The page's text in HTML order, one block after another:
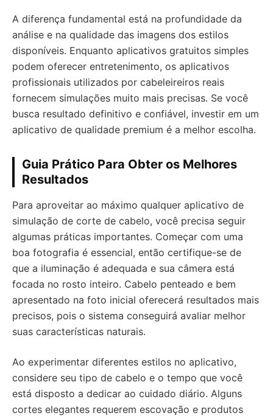
A diferença fundamental está na profundidade da
análise e na qualidade das imagens dos estilos
disponíveis. Enquanto aplicativos gratuitos simples
podem oferecer entretenimento, os aplicativos
profissionais utilizados por cabeleireiros reais
fornecem simulações muito mais precisas. Se você
busca resultado definitivo e confiável, investir em um
aplicativo de qualidade premium é a melhor escolha.
Guia Prático Para Obter os Melhores
Resultados
Para aproveitar ao máximo qualquer aplicativo de
simulação de corte de cabelo, você precisa seguir
algumas práticas importantes. Começar com uma
boa fotografia é essencial, então certifique-se de
que a iluminação é adequada e sua câmera está
focada no rosto inteiro. Cabelo penteado e bem
apresentado na foto inicial oferecerá resultados mais
precisos, pois o sistema conseguirá avaliar melhor
suas características naturais.
Ao experimentar diferentes estilos no aplicativo,
considere seu tipo de cabelo e o tempo que você
está disposto a dedicar ao cuidado diário. Alguns
cortes elegantes requerem escovação e produtos